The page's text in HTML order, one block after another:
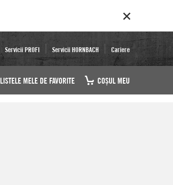
Servicii PROFI Servicii HORNBACH Cariere
LISTELE MELE DE FAVORITE COŞUL MEU